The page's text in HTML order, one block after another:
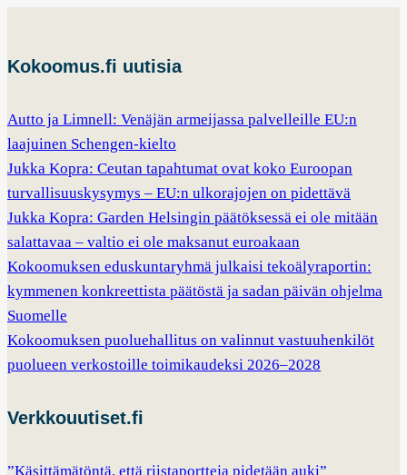
Kokoomus.fi uutisia
Autto ja Limnell: Venäjän armeijassa palvelleille EU:n
laajuinen Schengen-kielto
Jukka Kopra: Ceutan tapahtumat ovat koko Euroopan
turvallisuuskysymys – EU:n ulkorajojen on pidettävä
Jukka Kopra: Garden Helsingin päätöksessä ei ole mitään
salattavaa – valtio ei ole maksanut euroakaan
Kokoomuksen eduskuntaryhmä julkaisi tekoälyraportin:
kymmenen konkreettista päätöstä ja sadan päivän ohjelma
Suomelle
Kokoomuksen puoluehallitus on valinnut vastuuhenkilöt
puolueen verkostoille toimikaudeksi 2026–2028
Verkkouutiset.fi
”Käsittämätöntä, että riistaportteja pidetään auki”